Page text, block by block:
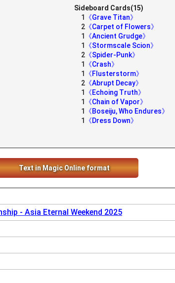
Sideboard Cards(15)
1
《Grave Titan》
2 《Carpet of Flowers》
1
《Ancient Grudge》
1
《Stormscale Scion》
2 《Spider-Punk》
1
《Crash》
1
《Flusterstorm》
2 《Abrupt Decay》
1
《Echoing Truth》
1
《Chain of Vapor》
1
《Boseiju, Who Endures》
1
《Dress Down》
Text in Magic Online format
- Asia Eternal Weekend 2025